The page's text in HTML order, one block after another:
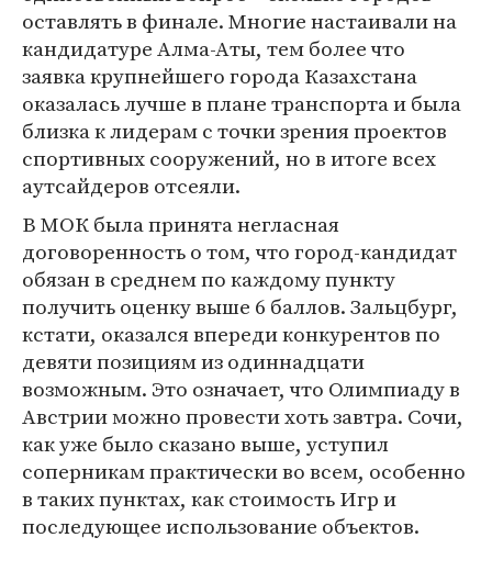
оставлять в финале. Многие настаивали на
кандидатуре Алма-Аты, тем более что
заявка крупнейшего города Казахстана
оказалась лучше в плане транспорта и была
близка к лидерам с точки зрения проектов
спортивных сооружений, но в итоге всех
аутсайдеров отсеяли.
В МОК была принята негласная
договоренность о том, что город-кандидат
обязан в среднем по каждому пункту
получить оценку выше 6 баллов. Зальцбург,
кстати, оказался впереди конкурентов по
девяти позициям из одиннадцати
возможным. Это означает, что Олимпиаду в
Австрии можно провести хоть завтра. Сочи,
как уже было сказано выше, уступил
соперникам практически во всем, особенно
в таких пунктах, как стоимость Игр и
последующее использование объектов.